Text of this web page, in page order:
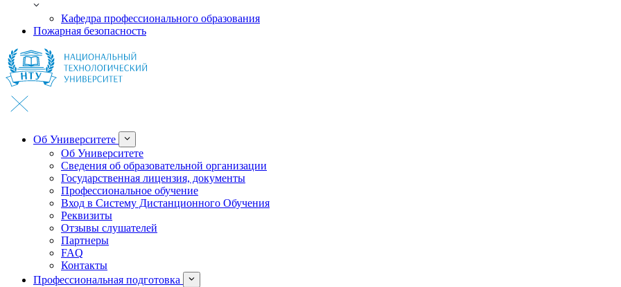
Кафедра профессионального образования
Пожарная безопасность
Об Университете
Об Университете
Сведения об образовательной организации
Государственная лицензия, документы
Профессиональное обучение
Вход в Систему Дистанционного Обучения
Реквизиты
Отзывы слушателей
Партнеры
FAQ
Контакты
Профессиональная подготовка